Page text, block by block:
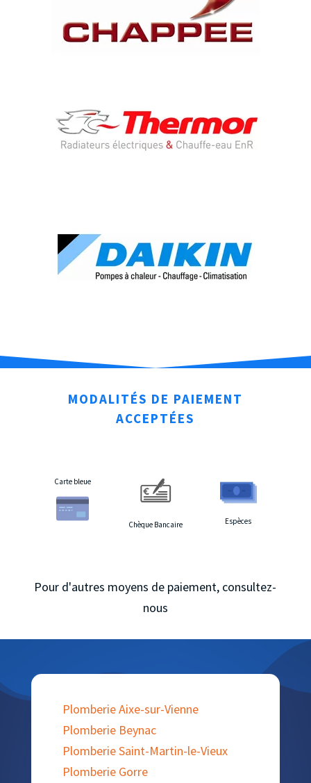
MODALITÉS DE PAIEMENT
ACCEPTÉES
Carte bleue
Chèque Bancaire Espèces
Pour d'autres moyens de paiement, consultez-
nous
Plomberie Aixe-sur-Vienne
Plomberie Beynac
Plomberie Saint-Martin-le-Vieux
Plomberie Gorre